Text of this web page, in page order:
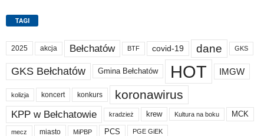
TAGI
2025 akcja Bełchatów BTF covid-19 dane GKS
GKS Bełchatów Gmina Bełchatów HOT IMGW
kolizja koncert konkurs koronawirus
KPP w Bełchatowie kradzież krew Kultura na boku MCK
mecz miasto MiPBP PCS PGE GiEK